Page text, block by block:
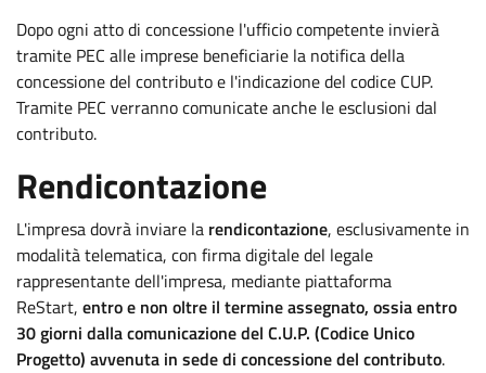
Dopo ogni atto di concessione l'ufficio competente invierà
tramite PEC alle imprese beneficiarie la notifica della
concessione del contributo e l'indicazione del codice CUP.
Tramite PEC verranno comunicate anche le esclusioni dal
contributo.
Rendicontazione
L'impresa dovrà inviare la rendicontazione, esclusivamente in
modalità telematica, con firma digitale del legale
rappresentante dell'impresa, mediante piattaforma
ReStart, entro e non oltre il termine assegnato, ossia entro
30 giorni dalla comunicazione del C.U.P. (Codice Unico
Progetto) avvenuta in sede di concessione del contributo.